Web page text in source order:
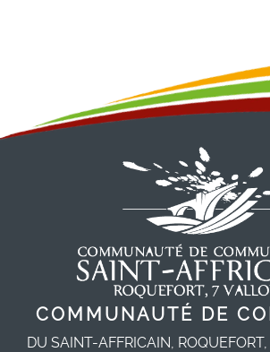
COMMUNAUTÉ DE
DU SAINT-AFFRICAIN,